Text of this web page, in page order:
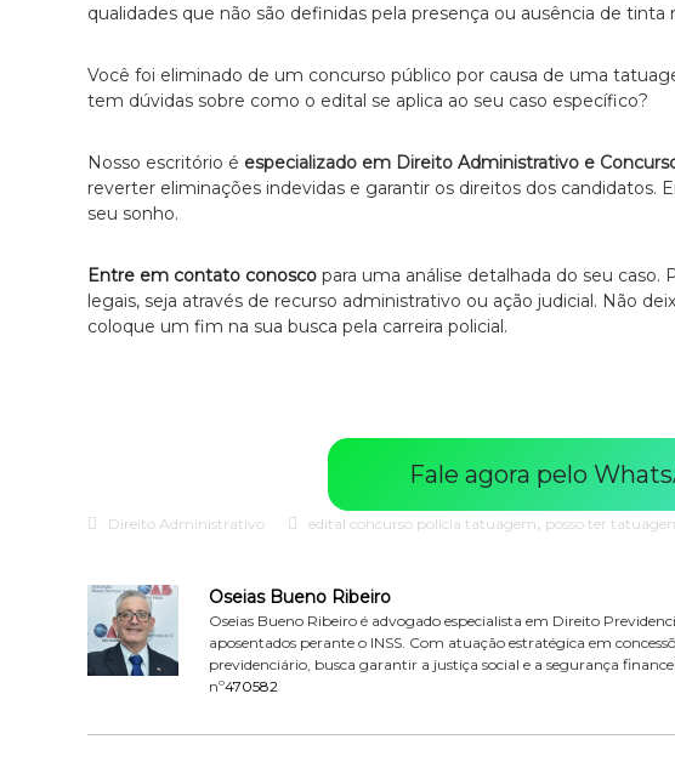
qualidades que não são definidas pela presença ou ausência de tinta
Você foi eliminado de um concurso público por causa de uma
tem dúvidas sobre como o edital se aplica ao seu caso específico?
Nosso escritório é especializado em Direito Administrativo e
reverter eliminações indevidas e garantir os direitos dos candidatos.
seu sonho.
Entre em contato conosco para uma análise detalhada do seu
legais, seja através de recurso administrativo ou ação judicial. Não
coloque um fim na sua busca pela carreira policial.
Fale agora pelo
Direito Administrativo edital concurso polícia tatuagem, posso ter
Oseias Bueno Ribeiro
Oseias Bueno Ribeiro é advogado especialista em Direito
aposentados perante o INSS. Com atuação estratégica em
previdenciário, busca garantir a justiça social e a segurança
nº470582